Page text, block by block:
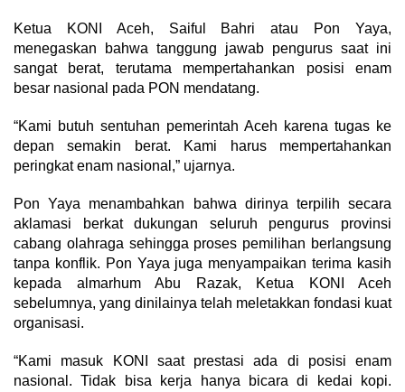
Ketua KONI Aceh, Saiful Bahri atau Pon Yaya,
menegaskan bahwa tanggung jawab pengurus saat ini
sangat berat, terutama mempertahankan posisi enam
besar nasional pada PON mendatang.
“Kami butuh sentuhan pemerintah Aceh karena tugas ke
depan semakin berat. Kami harus mempertahankan
peringkat enam nasional,” ujarnya.
Pon Yaya menambahkan bahwa dirinya terpilih secara
aklamasi berkat dukungan seluruh pengurus provinsi
cabang olahraga sehingga proses pemilihan berlangsung
tanpa konflik. Pon Yaya juga menyampaikan terima kasih
kepada almarhum Abu Razak, Ketua KONI Aceh
sebelumnya, yang dinilainya telah meletakkan fondasi kuat
organisasi.
“Kami masuk KONI saat prestasi ada di posisi enam
nasional. Tidak bisa kerja hanya bicara di kedai kopi.